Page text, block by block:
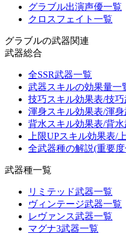
グラブル出演声優一覧
クロスフェイト一覧
グラブルの武器関連
武器総合
全SSR武器一覧
武器スキルの効果量一
技巧スキル効果表/技
渾身スキル効果表/渾
背水スキル効果表/背
上限UPスキル効果表/
全武器種の解説(重要
武器種一覧
リミテッド武器一覧
ヴィンテージ武器一覧
レヴァンス武器一覧
マグナ3武器一覧